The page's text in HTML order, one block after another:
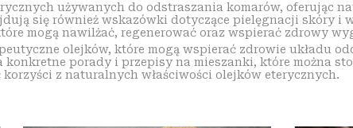
używanych do odstraszania komarów, oferując
się również wskazówki dotyczące pielęgnacji skóry i
mogą nawilżać, regenerować oraz wspierać zdrowy
olejków, które mogą wspierać zdrowie układu
konkretne porady i przepisy na mieszanki, które można
korzyści z naturalnych właściwości olejków eterycznych.